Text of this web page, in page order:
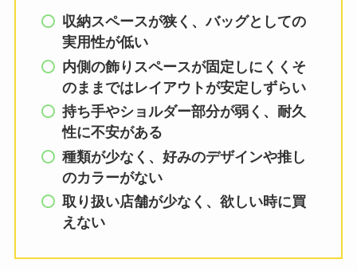
収納スペースが狭く、バッグとしての
実用性が低い
内側の飾りスペースが固定しにくくそ
のままではレイアウトが安定しずらい
持ち手やショルダー部分が弱く、耐久
性に不安がある
種類が少なく、好みのデザインや推し
のカラーがない
取り扱い店舗が少なく、欲しい時に買
えない